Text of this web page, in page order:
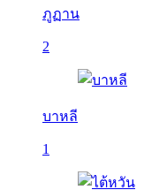
ภูฏาน
2
บาหลี
1